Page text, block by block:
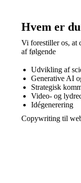
Hvem er
Vi forestiller os, at
af følgende
Udvikling af
Generative AI
Strategisk
Video- og
Idégenerering
Copywriting til